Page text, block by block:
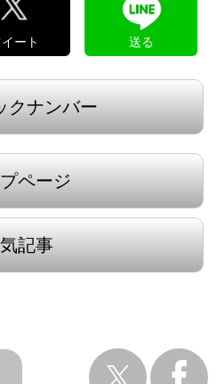
ート 送る
クナンバー
プページ
記事